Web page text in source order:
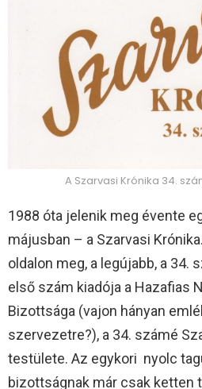
A Szarvasi Krónika 34.
1988 óta jelenik meg évente
májusban – a Szarvasi
oldalon meg, a legújabb, a 34.
első szám kiadója a Hazafias
Bizottsága (vajon hányan
szervezetre?), a 34. számé
testülete. Az egykori nyolc
bizottságnak már csak ketten